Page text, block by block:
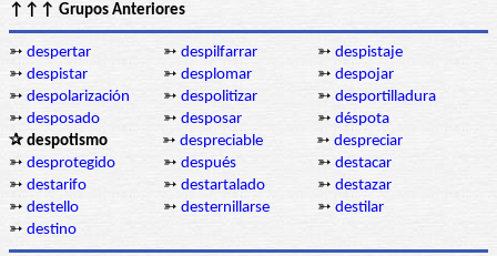
↑↑↑ Grupos Anteriores
➳ despertar ➳ despilfarrar ➳ despistaje
➳ despistar ➳ desplomar ➳ despojar
➳ despolarización ➳ despolitizar ➳ desportilladura
➳ desposado ➳ desposar ➳ déspota
✰ despotismo
➳ despreciable ➳ despreciar
➳ desprotegido ➳ después ➳ destacar
➳ destarifo ➳ destartalado ➳ destazar
➳ destello ➳ desternillarse ➳ destilar
➳ destino